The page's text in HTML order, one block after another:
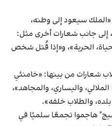
سيعود إلى وطنه،
جانب شعارات أخرى مثل:
الحرية»، و«إذا قُتل شخص
شعارات من بينها: «خامنئي
واليساري، والمجاهد»،
والطلاب خلفه».
هاجموا تجمعًا سلميًا في